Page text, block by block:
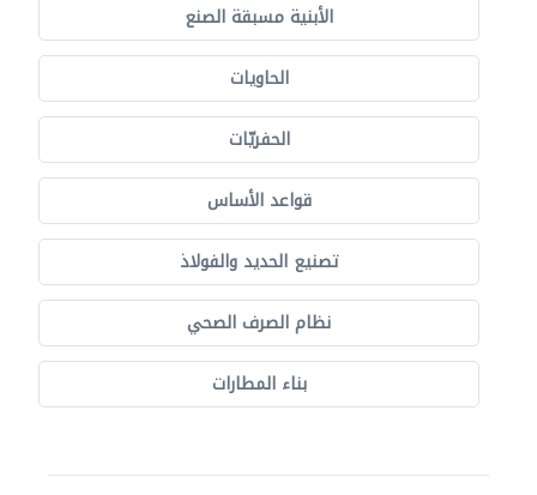
الأبنية مسبقة الصنع
الحاويات
الحفريّات
قواعد الأساس
تصنيع الحديد والفولاذ
نظام الصرف الصحي
بناء المطارات